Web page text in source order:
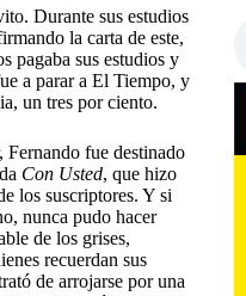
Durante sus estudios
la carta de este,
pagaba sus estudios y
a parar a El Tiempo, y
un tres por ciento.
fue destinado
Con Usted, que hizo
los suscriptores. Y si
nunca pudo hacer
de los grises,
recuerdan sus
de arrojarse por una